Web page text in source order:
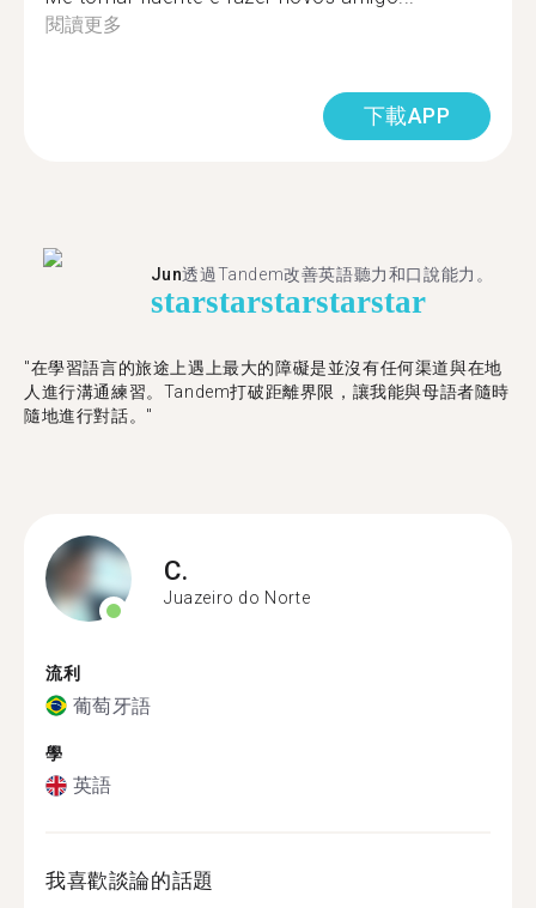
閱讀更多
下載APP
Jun透過Tandem改善英語聽力和口說能力。
starstarstarstarstar
"在學習語言的旅途上遇上最大的障礙是並沒有任何渠道與在地
人進行溝通練習。Tandem打破距離界限，讓我能與母語者隨時
隨地進行對話。"
C.
Juazeiro do Norte
流利
葡萄牙語
學
英語
我喜歡談論的話題